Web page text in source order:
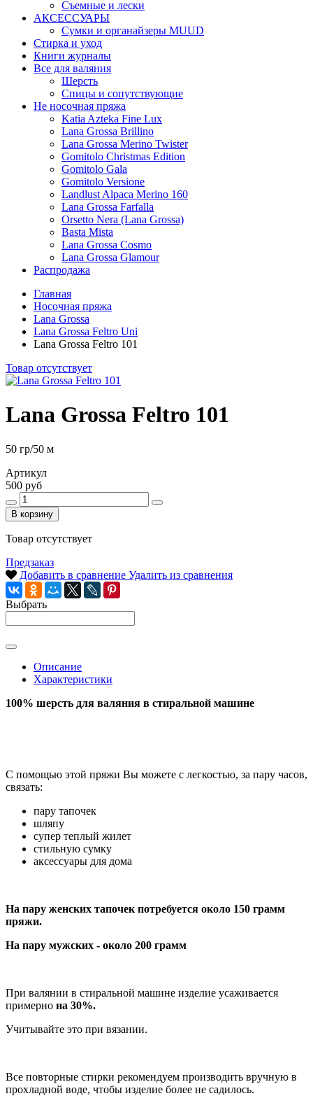
Съемные и лески
АКСЕССУАРЫ
Сумки и органайзеры MUUD
Стирка и уход
Книги журналы
Все для валяния
Шерсть
Спицы и сопутствующие
Не носочная пряжа
Katia Azteka Fine Lux
Lana Grossa Brillino
Lana Grossa Merino Twister
Gomitolo Christmas Edition
Gomitolo Gala
Gomitolo Versione
Landlust Alpaca Merino 160
Lana Grossa Farfalla
Orsetto Nera (Lana Grossa)
Basta Mista
Lana Grossa Cosmo
Lana Grossa Glamour
Распродажа
Главная
Носочная пряжа
Lana Grossa
Lana Grossa Feltro Uni
Lana Grossa Feltro 101
Товар отсутствует
Lana Grossa Feltro 101
50 гр/50 м
Артикул
500 руб
В корзину
Товар отсутствует
Предзаказ
Добавить в сравнение Удалить из сравнения
Выбрать
Описание
Характеристики
100% шерсть для валяния в стиральной машине
С помощью этой пряжи Вы можете с легкостью, за пару часов,
связать:
пару тапочек
шляпу
супер теплый жилет
стильную сумку
аксессуары для дома
На пару женских тапочек потребуется около 150 грамм
пряжи.
На пару мужских - около 200 грамм
При валянии в стиральной машине изделие усаживается
примерно на 30%.
Учитывайте это при вязании.
Все повторные стирки рекомендуем производить вручную в
прохладной воде, чтобы изделие более не садилось.